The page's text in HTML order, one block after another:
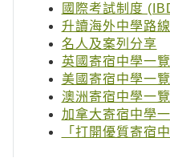
國際考試制度
升讀海外中學路
名人及案列分享
英國寄宿中學一覽
美國寄宿中學一覽
澳洲寄宿中學一覽
加拿大寄宿中學
「打開優質寄宿